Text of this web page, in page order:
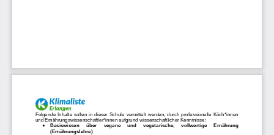
Folgende Inhalte sollen in dieser Schule vermittelt werden, durch professionelle Köch*innen
und Ernährungswissenschaftler*innen aufgrund wissenschaftlicher Kenntnisse:

Basiswissen   über   vegane   und   vegetarische,   vollwertige   Ernährung
(Ernährungslehre)